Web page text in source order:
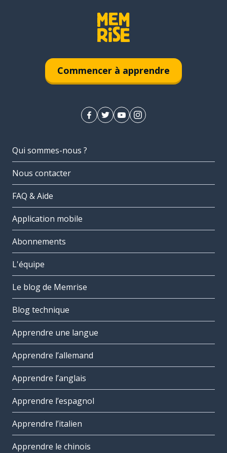
Commencer à apprendre
Qui sommes-nous ?
Nous contacter
FAQ & Aide
Application mobile
Abonnements
L'équipe
Le blog de Memrise
Blog technique
Apprendre une langue
Apprendre l’allemand
Apprendre l’anglais
Apprendre l’espagnol
Apprendre l’italien
Apprendre le chinois